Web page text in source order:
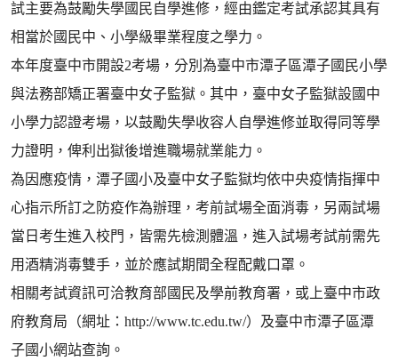
試主要為鼓勵失學國民自學進修，經由鑑定考試承認其具有
相當於國民中、小學級畢業程度之學力。
本年度臺中市開設2考場，分別為臺中市潭子區潭子國民小學
與法務部矯正署臺中女子監獄。其中，臺中女子監獄設國中
小學力認證考場，以鼓勵失學收容人自學進修並取得同等學
力證明，俾利出獄後增進職場就業能力。
為因應疫情，潭子國小及臺中女子監獄均依中央疫情指揮中
心指示所訂之防疫作為辦理，考前試場全面消毒，另兩試場
當日考生進入校門，皆需先檢測體溫，進入試場考試前需先
用酒精消毒雙手，並於應試期間全程配戴口罩。
相關考試資訊可洽教育部國民及學前教育署，或上臺中市政
府教育局（網址：http://www.tc.edu.tw/）及臺中市潭子區潭
子國小網站查詢。